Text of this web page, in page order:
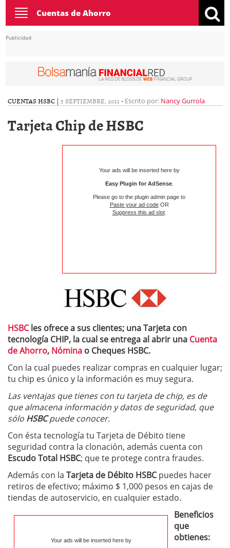
Toggle
navigation
Cuentas de Ahorro
Publicidad
CUENTAS HSBC | 5 SEPTIEMBRE, 2011 - Escrito por: Nancy Gurrola
Tarjeta Chip de HSBC
Your ads will be inserted here by
Easy Plugin for AdSense.
Please go to the plugin admin page to
Paste your ad codeOR
Suppress this ad slot.
HSBCles ofrece a sus clientes; una Tarjeta con
tecnología CHIP, la cual se entrega al abrir una Cuenta
de Ahorro, Nómina o Cheques HSBC.
Con la cual puedes realizar compras en cualquier lugar;
tu chip es único y la información es muy segura.
Las ventajas que tienes con tu tarjeta de chip, es de
que almacena información y datos de seguridad, que
sólo HSBCpuede conocer.
Con ésta tecnología tu Tarjeta de Débito tiene
seguridad contra la clonación, además cuenta con
Escudo Total HSBC; que te protege contra fraudes.
Además con la Tarjeta de Débito HSBCpuedes hacer
retiros de efectivo; máximo $ 1,000 pesos en cajas de
tiendas de autoservicio, en cualquier estado.
Your ads will be inserted here by
Beneficios
que
obtienes: